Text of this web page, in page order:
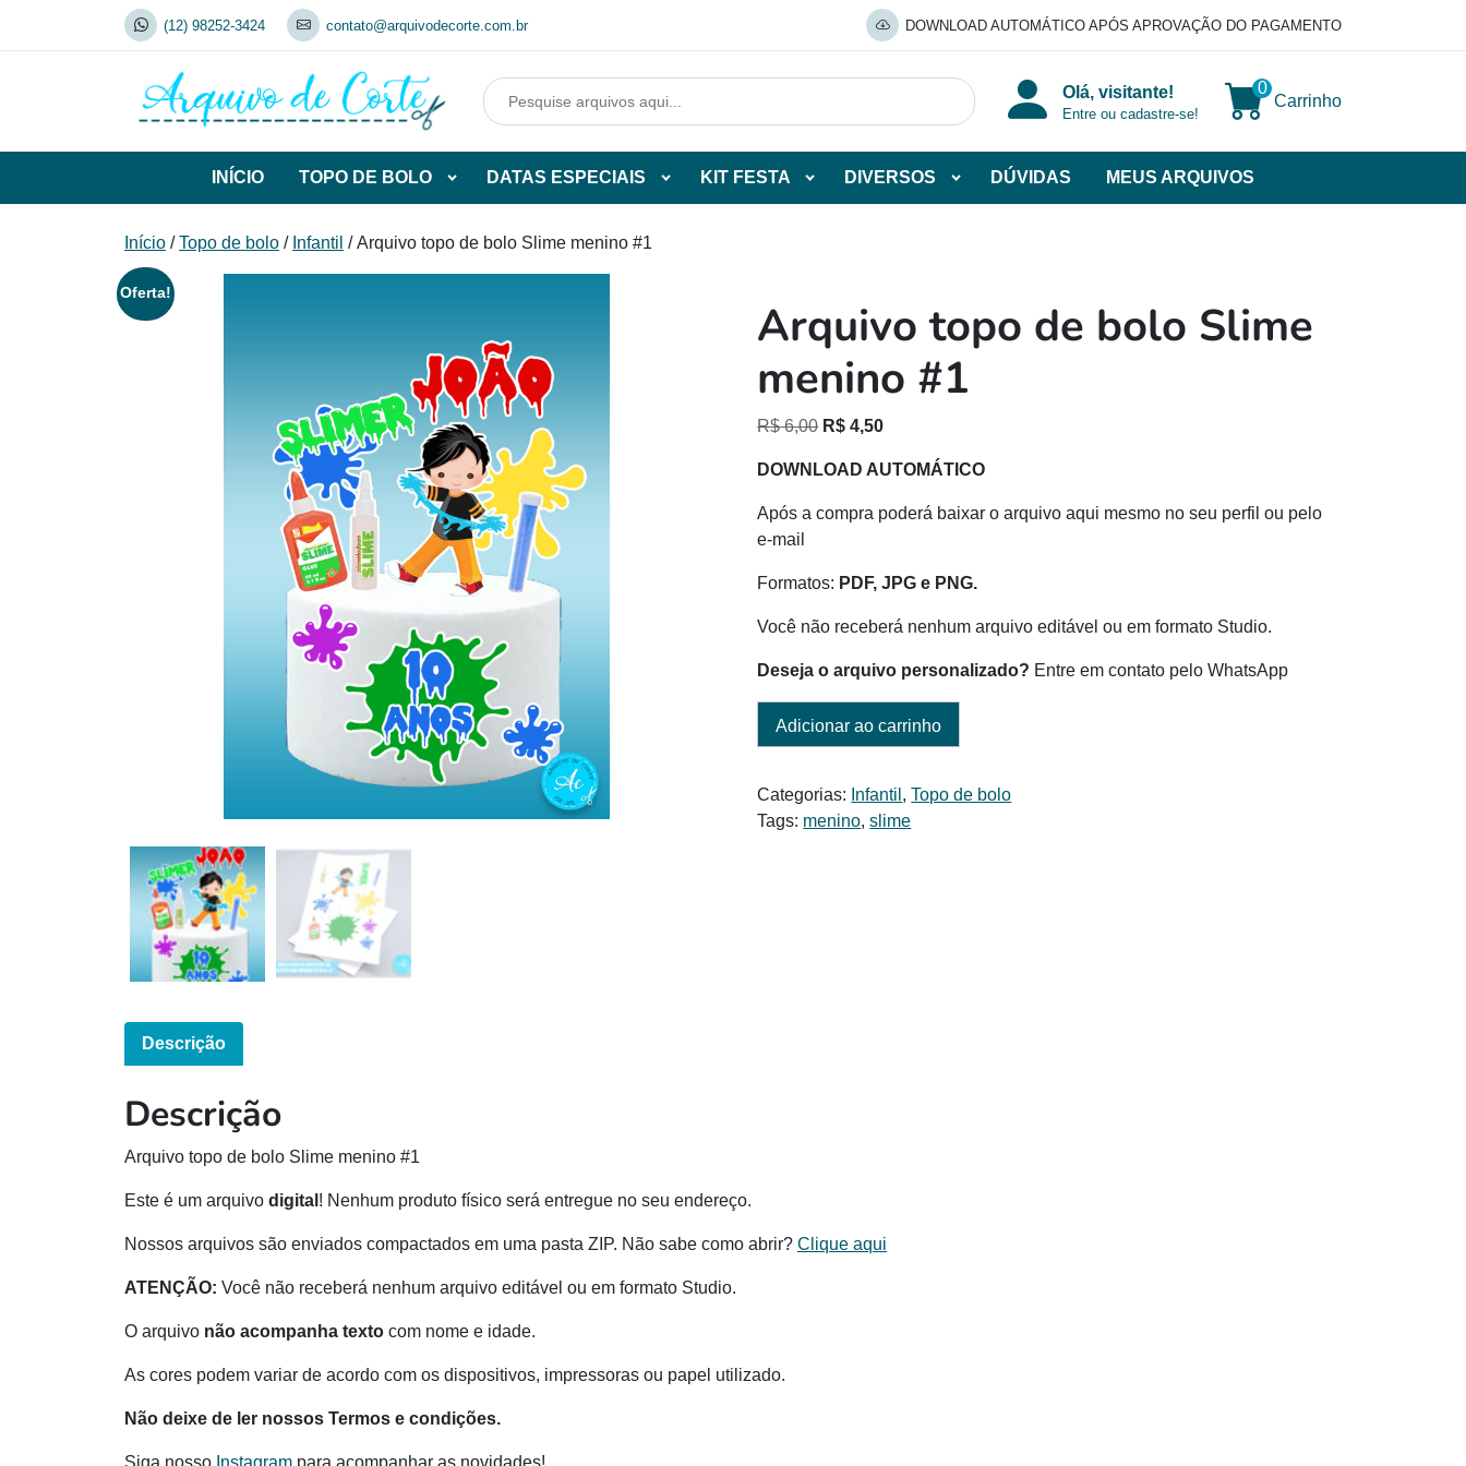
(12) 98252-3424 contato@arquivodecorte.com.br DOWNLOAD AUTOMÁTICO APÓS APROVAÇÃO DO PAGAMENTO
Olá, visitante!
Entre ou cadastre-se!
0
Carrinho
INÍCIO TOPO DE BOLO
de
DATAS ESPECIAIS KIT FESTA DIVERSOS DÚVIDAS MEUS ARQUIVOS
Início /Topo de bolo / Infantil / Arquivo topo de bolo Slime menino #1
Oferta!
Arquivo topo de bolo Slime
menino #1
R$6,00 O
original
R$ 4,50O
atual
DOWNLOAD AUTOMÁTICO
Após a compra poderá baixar o arquivo aqui mesmo no seu perfil ou pelo
e-mail
Formatos: PDF, JPG e PNG.
Você não receberá nenhum arquivo editável ou em formato Studio.
Deseja o arquivo personalizado? Entre em contato pelo WhatsApp
Adicionar ao carrinho
Categorias: Infantil ,Topo de bolo
Tags: menino,slime
Descrição
Descrição
Arquivo topo de bolo Slime menino #1
Este é um arquivo digital ! Nenhum produto físico será entregue no seu endereço.
Nossos arquivos são enviados compactados em uma pasta ZIP. Não sabe como abrir? Clique aqui
ATENÇÃO: Você não receberá nenhum arquivo editável ou em formato Studio.
O arquivo não acompanha texto com nome e idade.
As cores podem variar de acordo com os dispositivos, impressoras ou papel utilizado.
Não deixe de ler nossos Termos e condições.